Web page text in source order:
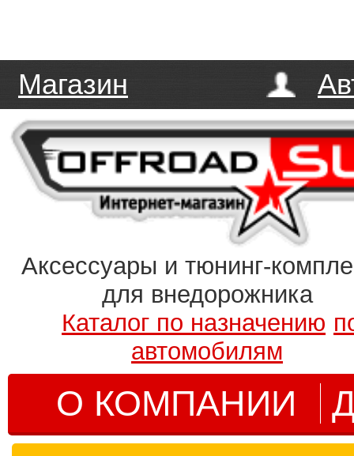
Магазин
Аксессуары и тюнинг-
для внедорожника
Каталог по назначению
автомобилям
О КОМПАНИИ